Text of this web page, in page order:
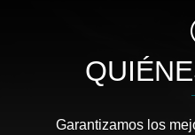
Garantizamos los